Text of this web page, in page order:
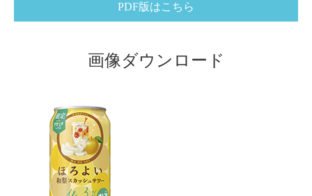
PDF版はこちら
画像ダウンロード